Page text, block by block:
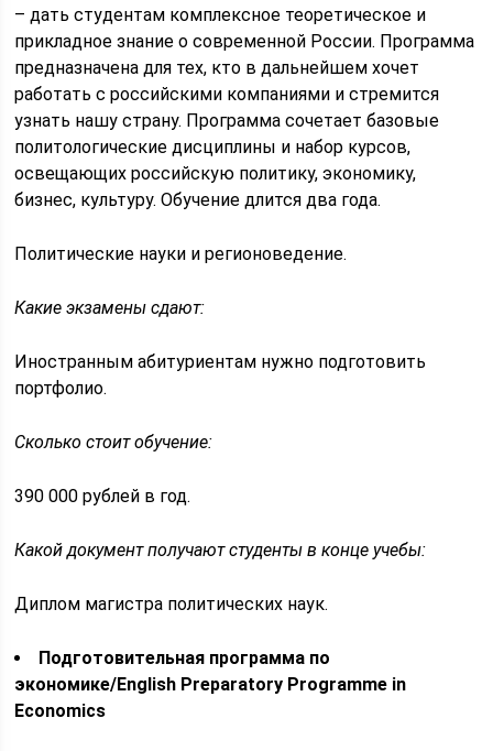
– дать студентам комплексное теоретическое и
прикладное знание о современной России. Программа
предназначена для тех, кто в дальнейшем хочет
работать с российскими компаниями и стремится
узнать нашу страну. Программа сочетает базовые
политологические дисциплины и набор курсов,
освещающих российскую политику, экономику,
бизнес, культуру. Обучение длится два года.
Политические науки и регионоведение.
Какие экзамены сдают:
Иностранным абитуриентам нужно подготовить
портфолио.
Сколько стоит обучение:
390 000 рублей в год.
Какой документ получают студенты в конце учебы:
Диплом магистра политических наук.
Подготовительная программа по
экономике/English Preparatory Programme in
Economics